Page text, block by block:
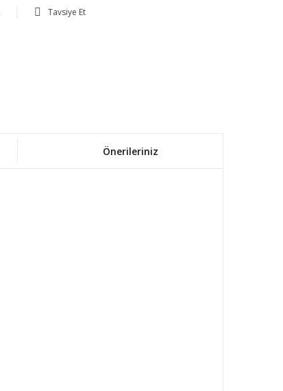
Tavsiye Et
Önerileriniz